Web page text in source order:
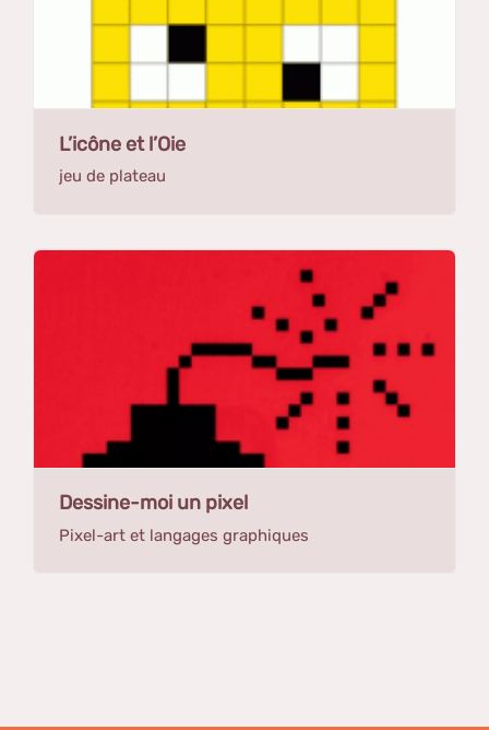
L’icône et l’Oie
jeu de plateau
Dessine-moi un pixel
Pixel-art et langages graphiques